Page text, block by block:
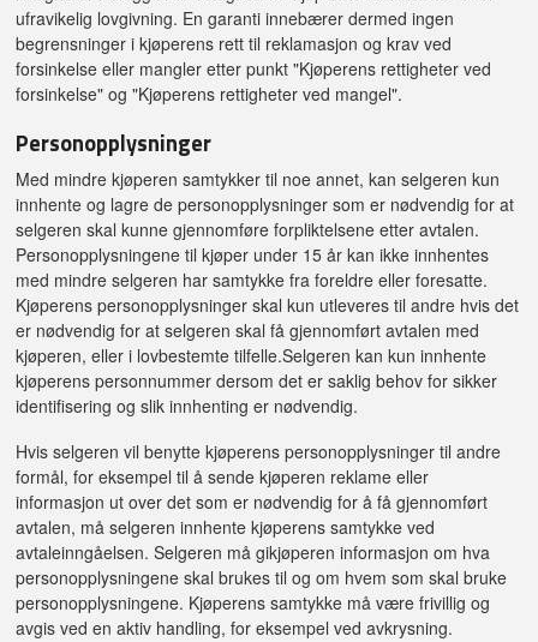
ufravikelig lovgivning. En garanti innebærer dermed ingen
begrensninger i kjøperens rett til reklamasjon og krav ved
forsinkelse eller mangler etter punkt "Kjøperens rettigheter ved
forsinkelse" og "Kjøperens rettigheter ved mangel".
Personopplysninger
Med mindre kjøperen samtykker til noe annet, kan selgeren kun
innhente og lagre de personopplysninger som er nødvendig for at
selgeren skal kunne gjennomføre forpliktelsene etter avtalen.
Personopplysningene til kjøper under 15 år kan ikke innhentes
med mindre selgeren har samtykke fra foreldre eller foresatte.
Kjøperens personopplysninger skal kun utleveres til andre hvis det
er nødvendig for at selgeren skal få gjennomført avtalen med
kjøperen, eller i lovbestemte tilfelle.Selgeren kan kun innhente
kjøperens personnummer dersom det er saklig behov for sikker
identifisering og slik innhenting er nødvendig.
Hvis selgeren vil benytte kjøperens personopplysninger til andre
formål, for eksempel til å sende kjøperen reklame eller
informasjon ut over det som er nødvendig for å få gjennomført
avtalen, må selgeren innhente kjøperens samtykke ved
avtaleinngåelsen. Selgeren må gikjøperen informasjon om hva
personopplysningene skal brukes til og om hvem som skal bruke
personopplysningene. Kjøperens samtykke må være frivillig og
avgis ved en aktiv handling, for eksempel ved avkrysning.